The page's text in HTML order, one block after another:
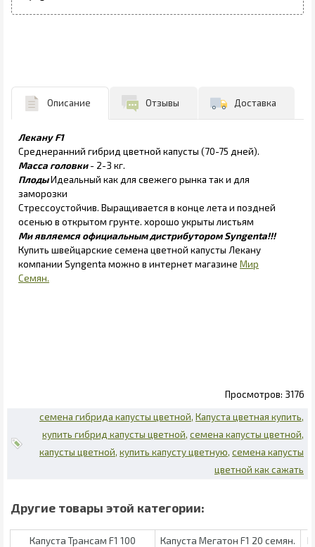
Описание Отзывы Доставка
Лекану F1
Среднеранний гибрид цветной капусты (70-75 дней).
Масса головки- 2-3 кг.
ПлодыИдеальный как для свежего рынка так и для
заморозки
Стрессоустойчив. Выращивается в конце лета и поздней
осенью в открытом грунте. хорошо укрыты листьям
Ми являемся официальным дистрибутором Syngenta!!!
Купить швейцарские семена цветной капусты Лекану
компании Syngenta можно в интернет магазине Мир
Семян.
3176
семена гибрида капусты цветной Капуста цветная купить
купить гибрид капусты цветной семена капусты цветной
капусты цветной купить капусту цветную семена капусты
цветной как сажать
Капуста Трансам F1 100
Капуста Мегатон F1 20 семян.